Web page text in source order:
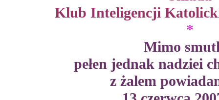
Klub Inteligencji
*
Mimo
pełen jednak nadziei
z żalem